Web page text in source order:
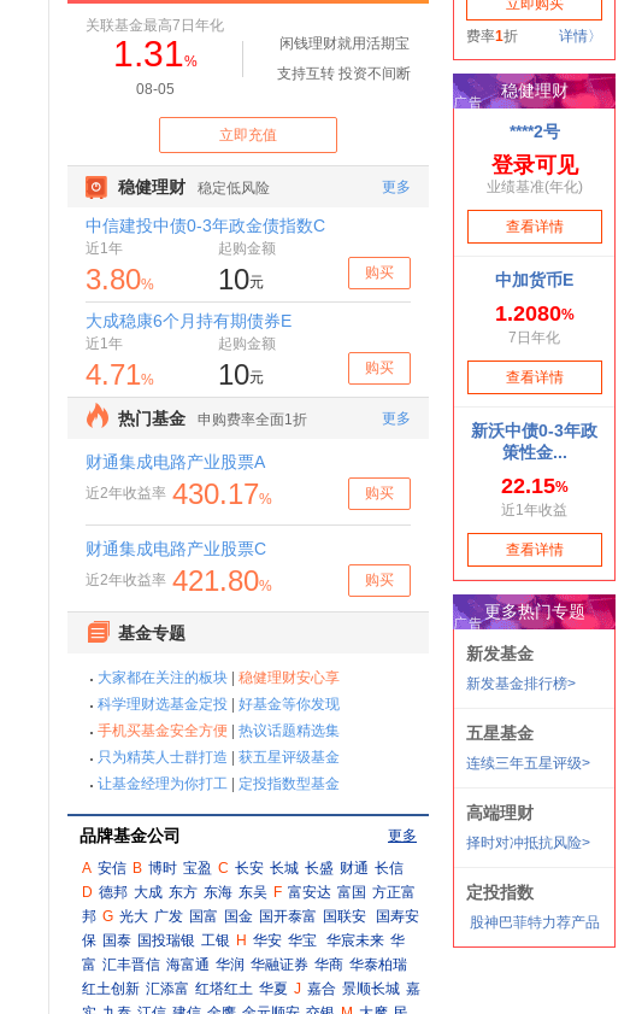
品牌基金公司
更多
A 安信 B 博时 宝盈 C 长安 长城 长盛 财通 长信
D 德邦 大成 东方 东海 东吴 F 富安达 富国 方正富
邦 G 光大 广发 国富 国金 国开泰富 国联安
国寿安
保 国泰 国投瑞银 工银 H 华安 华宝 华宸未来 华
富 汇丰晋信 海富通 华润 华融证券 华商 华泰柏瑞
红土创新 汇添富 红塔红土 华夏 J 嘉合 景顺长城 嘉